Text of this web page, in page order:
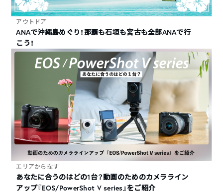
アウトドア
ANAで沖縄島めぐり！那覇も石垣も宮古も全部ANAで行
こう！
エリアから探す
あなたに合うのはどの1台？動画のためのカメラライン
アップ『EOS/PowerShot V series』をご紹介